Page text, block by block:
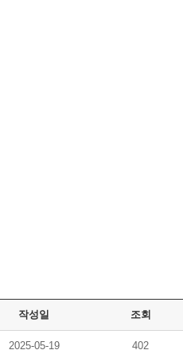
작성일 조회
2025-05-19 402